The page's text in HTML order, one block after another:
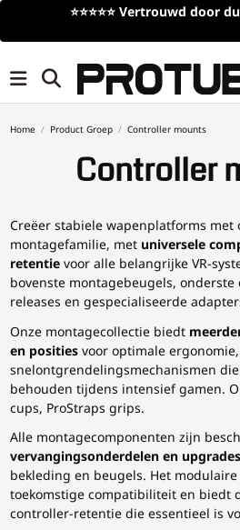
Gratis
Home Product Groep Controller mounts
Controller
Creëer stabiele wapenplatforms met
montagefamilie, met universele
retentie voor alle belangrijke VR-
bovenste montagebeugels, onderste
releases en gespecialiseerde
Onze montagecollectie biedt
en posities voor optimale
snelontgrendelingsmechanismen
behouden tijdens intensief gamen.
cups, ProStraps grips.
Alle montagecomponenten zijn
vervangingsonderdelen en upgrades
bekleding en beugels. Het
toekomstige compatibiliteit en biedt
controller-retentie die essentieel is